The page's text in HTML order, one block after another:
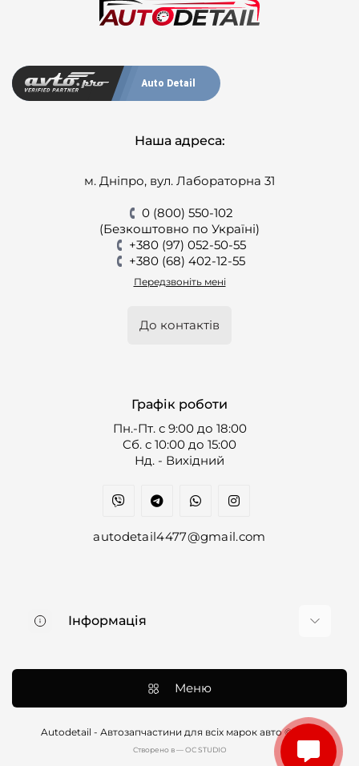
Auto Detail
Наша адреса:
м. Дніпро, вул. Лабораторна 31
0 (800) 550-102
(Безкоштовно по Україні)
+380 (97) 052-50-55
+380 (68) 402-12-55
Передзвоніть мені
До контактів
Графік роботи
Пн.-Пт. с 9:00 до 18:00
Cб. с 10:00 до 15:00
Нд. - Вихідний
autodetail4477@gmail.com
Інформація
Контакти
Договір оферти
Меню
Autodetail - Автозапчастини для всіх марок авто © 2026
Cтворено в — OC STUDIO